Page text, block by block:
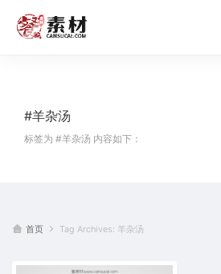
#羊杂汤
标签为 #羊杂汤 内容如下：
首页 Tag Archives: 羊杂汤